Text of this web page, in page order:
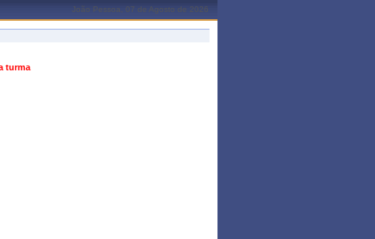
João Pessoa, 07 de Agosto de 2026
turma